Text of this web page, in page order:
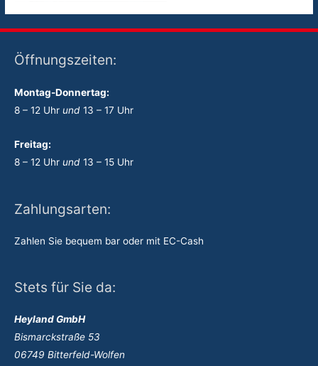
Öffnungszeiten:
Montag-Donnertag:
8 – 12 Uhr und 13 – 17 Uhr
Freitag:
8 – 12 Uhr und 13 – 15 Uhr
Zahlungsarten:
Zahlen Sie bequem bar oder mit EC-Cash
Stets für Sie da:
Heyland GmbH
Bismarckstraße 53
06749 Bitterfeld-Wolfen